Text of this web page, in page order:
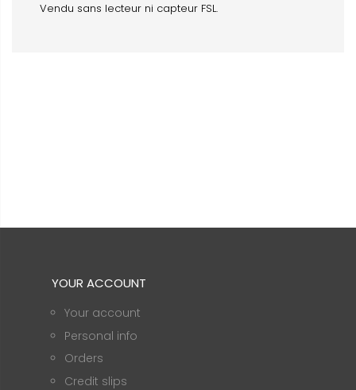
Vendu sans lecteur ni capteur FSL.
YOUR ACCOUNT
Your account
Personal info
Orders
Credit slips